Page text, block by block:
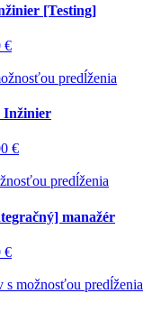
[Testing]
€
predĺženia
Inžinier
€
predĺženia
manažér
€
s možnosťou predĺženia